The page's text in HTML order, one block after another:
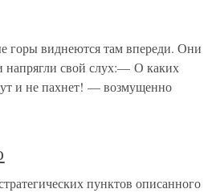
горы виднеются там впереди. Они
напрягли свой слух:— О каких
и не пахнет! — возмущенно
пунктов описанного